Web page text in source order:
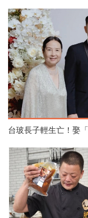
台玻長子輕生亡！娶